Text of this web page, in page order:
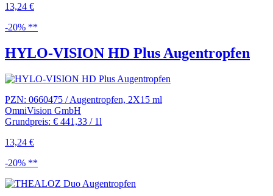
13,24 €
-20% **
HYLO-VISION HD Plus Augentropfen
PZN: 0660475 / Augentropfen, 2X15 ml
OmniVision GmbH
Grundpreis: € 441,33 / 1l
13,24 €
-20% **